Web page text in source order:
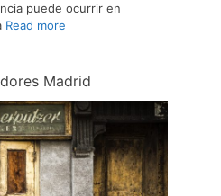
puede ocurrir en
Read more
Madrid